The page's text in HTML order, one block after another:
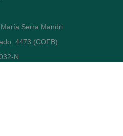
Serra Mandri
4473 (COFB)
N